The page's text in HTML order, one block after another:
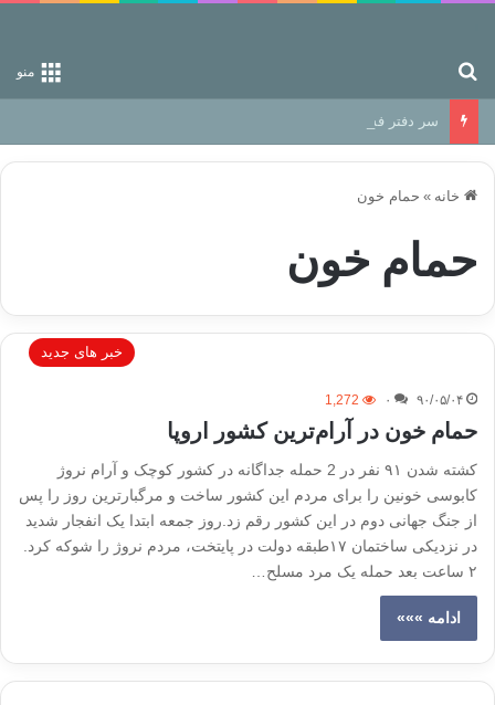
منو
سر دفتر فساد در زمین‌، دوری وکناره‌گیری از راه خداست‌!
خانه » حمام خون
حمام خون
خبر های جدید
۹۰/۰۵/۰۴ ۰ 1,272
حمام خون در آرام‌ترین کشور اروپا
کشته شدن ۹۱ نفر در 2 حمله جداگانه در کشور کوچک و آرام نروژ
کابوسی خونین را برای مردم این کشور ساخت و مرگبارترین روز را پس
از جنگ جهانی دوم در این کشور رقم زد.روز جمعه ابتدا یک انفجار شدید
در نزدیکی ساختمان ۱۷طبقه دولت در پایتخت، مردم نروژ را شوکه کرد.
۲ ساعت بعد حمله یک مرد مسلح…
ادامه »»»